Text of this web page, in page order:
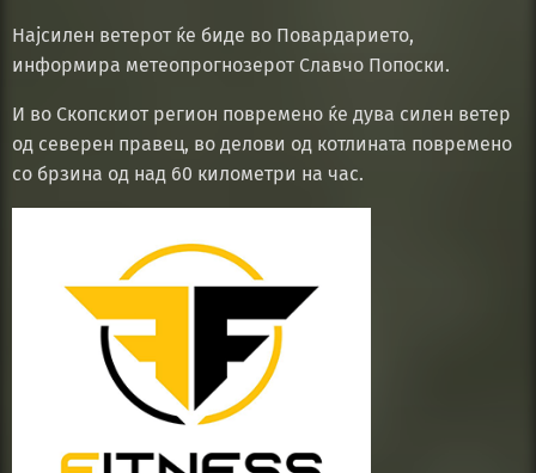
Најсилен ветерот ќе биде во Повардарието,
информира метеопрогнозерот Славчо Попоски.
И во Скопскиот регион повремено ќе дува силен ветер
од северен правец, во делови од котлината повремено
со брзина од над 60 километри на час.